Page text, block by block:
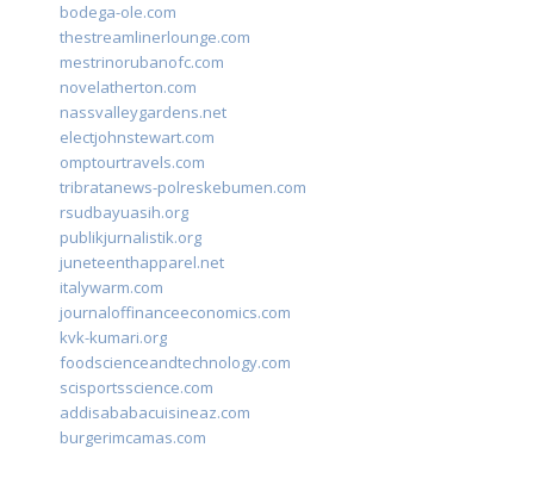
bodega-ole.com
thestreamlinerlounge.com
mestrinorubanofc.com
novelatherton.com
nassvalleygardens.net
electjohnstewart.com
omptourtravels.com
tribratanews-polreskebumen.com
rsudbayuasih.org
publikjurnalistik.org
juneteenthapparel.net
italywarm.com
journaloffinanceeconomics.com
kvk-kumari.org
foodscienceandtechnology.com
scisportsscience.com
addisababacuisineaz.com
burgerimcamas.com